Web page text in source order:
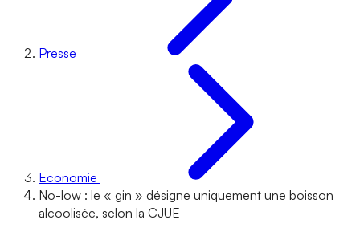
Presse
Economie
No-low : le « gin » désigne uniquement une boisson
alcoolisée, selon la CJUE